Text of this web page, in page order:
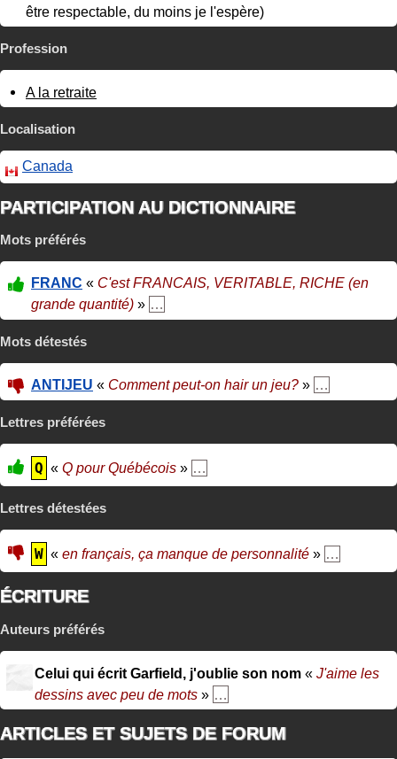
être respectable, du moins je l'espère)
Profession
A la retraite
Localisation
Canada
PARTICIPATION AU DICTIONNAIRE
Mots préférés
FRANC « C'est FRANCAIS, VERITABLE, RICHE (en
grande quantité) » …
Mots détestés
ANTIJEU « Comment peut-on hair un jeu? » …
Lettres préférées
Q « Q pour Québécois » …
Lettres détestées
W « en français, ça manque de personnalité » …
ÉCRITURE
Auteurs préférés
Celui qui écrit Garfield, j'oublie son nom « J'aime les
dessins avec peu de mots »
ARTICLES ET SUJETS DE FORUM